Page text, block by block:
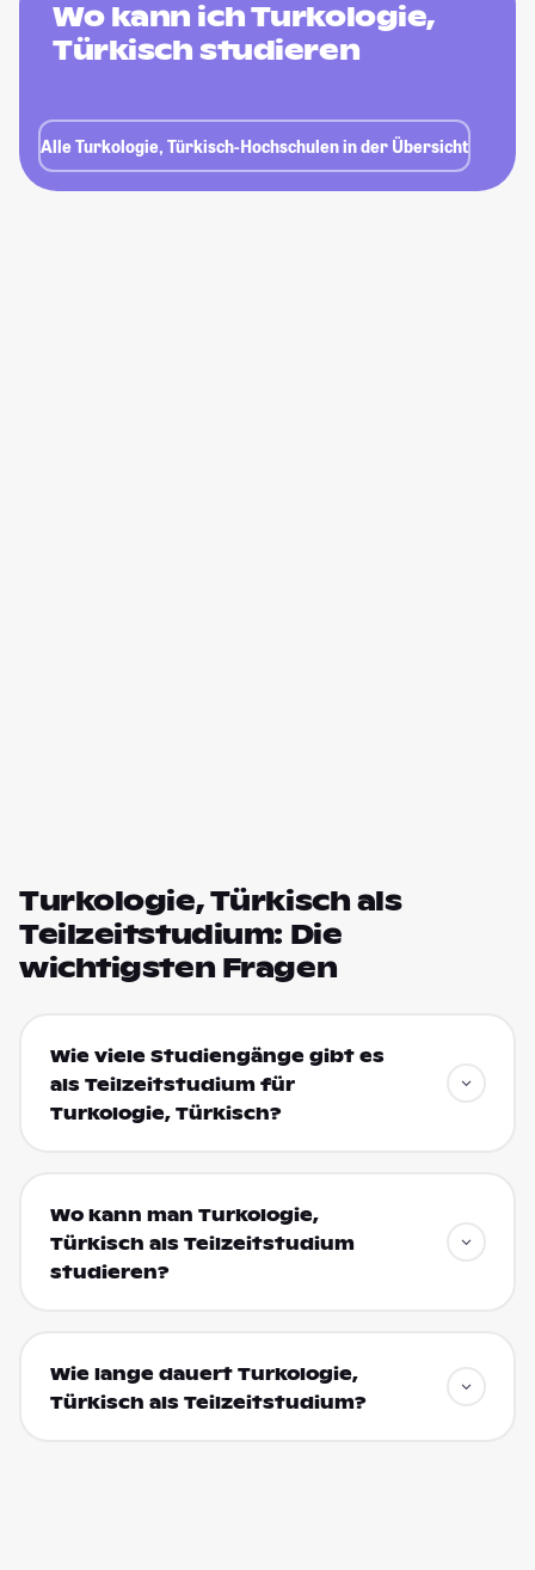
Wo kann ich Turkologie,
Türkisch studieren
Alle Turkologie, Türkisch-Hochschulen in der Übersicht
Turkologie, Türkisch als
Teilzeitstudium: Die
wichtigsten Fragen
Wie viele Studiengänge gibt es
als Teilzeitstudium für
Turkologie, Türkisch?
Wo kann man Turkologie,
Türkisch als Teilzeitstudium
studieren?
Wie lange dauert Turkologie,
Türkisch als Teilzeitstudium?